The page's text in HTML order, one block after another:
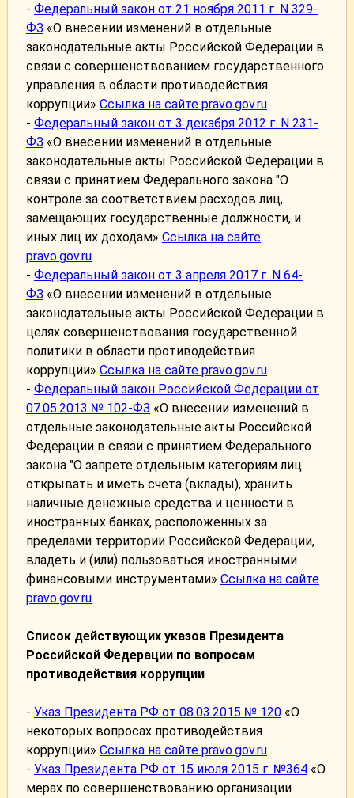
- Федеральный закон от 21 ноября 2011 г. N 329-
ФЗ «О внесении изменений в отдельные
законодательные акты Российской Федерации в
связи с совершенствованием государственного
управления в области противодействия
коррупции» Ссылка на сайте pravo.gov.ru
- Федеральный закон от 3 декабря 2012 г. N 231-
ФЗ «О внесении изменений в отдельные
законодательные акты Российской Федерации в
связи с принятием Федерального закона "О
контроле за соответствием расходов лиц,
замещающих государственные должности, и
иных лиц их доходам» Ссылка на сайте
pravo.gov.ru
- Федеральный закон от 3 апреля 2017 г. N 64-
ФЗ «О внесении изменений в отдельные
законодательные акты Российской Федерации в
целях совершенствования государственной
политики в области противодействия
коррупции» Ссылка на сайте pravo.gov.ru
- Федеральный закон Российской Федерации от
07.05.2013 № 102-ФЗ «О внесении изменений в
отдельные законодательные акты Российской
Федерации в связи с принятием Федерального
закона "О запрете отдельным категориям лиц
открывать и иметь счета (вклады), хранить
наличные денежные средства и ценности в
иностранных банках, расположенных за
пределами территории Российской Федерации,
владеть и (или) пользоваться иностранными
финансовыми инструментами» Ссылка на сайте
pravo.gov.ru
Список действующих указов Президента
Российской Федерации по вопросам
противодействия коррупции
- Указ Президента РФ от 08.03.2015 № 120 «О
некоторых вопросах противодействия
коррупции» Ссылка на сайте pravo.gov.ru
- Указ Президента РФ от 15 июля 2015 г. №364 «О
мерах по совершенствованию организации